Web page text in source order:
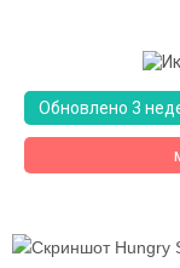
Обновлено 3